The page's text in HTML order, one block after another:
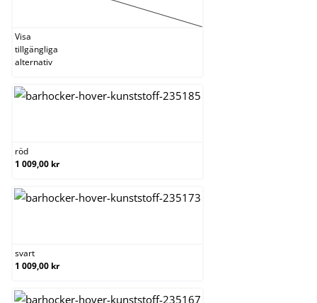
orange
(Det här alternativet är för närvarande inte
Visa
tillgängliga
alternativ
röd
1 009,00 kr
svart
1 009,00 kr